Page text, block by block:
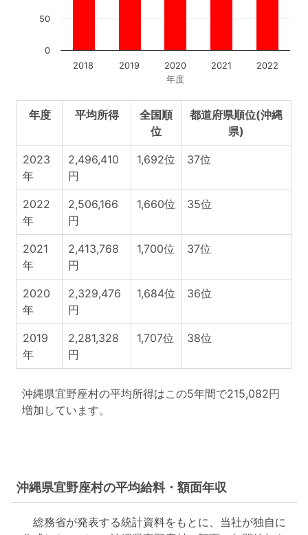
年度
2018 2019 2020 2021 2022
0
50
年度 平均所得
全国順
位
都道府県順位(沖縄
県)
2023
年
2,496,410
円
1,692位 37位
2022
年
2,506,166
円
1,660位 35位
2021
年
2,413,768
円
1,700位 37位
2020
年
2,329,476
円
1,684位 36位
2019
年
2,281,328
円
1,707位 38位
沖縄県宜野座村の平均所得はこの5年間で215,082円
増加しています。
沖縄県宜野座村の平均給料・額面年収
総務省が発表する統計資料をもとに、当社が独自に